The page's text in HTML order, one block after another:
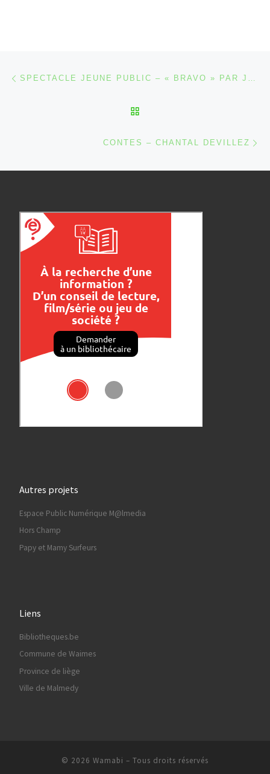
Parcourir les articles SPECTACLE JEUNE PUBLIC – « BRAVO » PAR JACKYLOU ET SES ENJOLIVEURS
CONTES – CHANTAL DEVILLEZ
Autres projets
Espace Public Numérique M@lmedia
Hors Champ
Papy et Mamy Surfeurs
Liens
Bibliotheques.be
Commune de Waimes
Province de liège
Ville de Malmedy
© 2026 Wamabi – Tous droits réservés